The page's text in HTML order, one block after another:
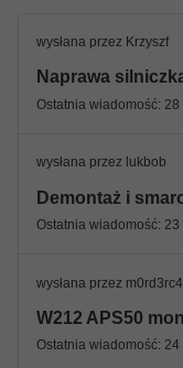
wysłana przez Krzyszf
wysłana przez lukbob
wysłana przez m0rd3rc4